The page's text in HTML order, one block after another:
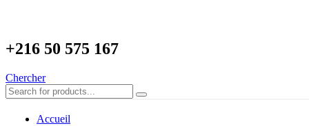
+216 50 575 167
Chercher
Accueil